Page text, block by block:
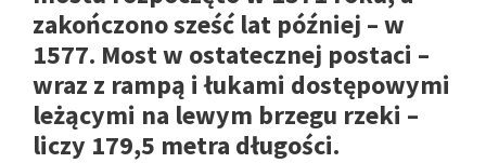
zakończono sześć lat później – w
1577. Most w ostatecznej postaci –
wraz z rampą i łukami dostępowymi
leżącymi na lewym brzegu rzeki –
liczy 179,5 metra długości.